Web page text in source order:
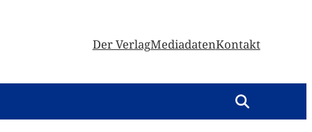
Der VerlagMediadatenKontakt